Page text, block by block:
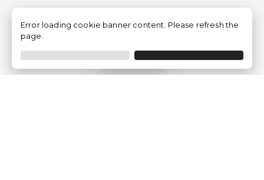
Filtrer
Error loading cookie banner content. Please refresh the
page.